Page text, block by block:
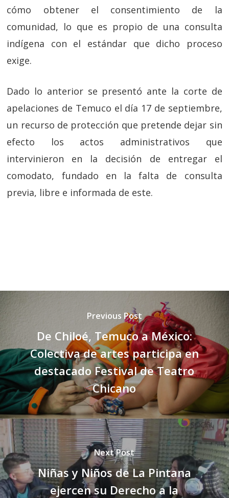
cómo obtener el consentimiento de la
comunidad, lo que es propio de una consulta
indígena con el estándar que dicho proceso
exige.
Dado lo anterior se presentó ante la corte de
apelaciones de Temuco el día 17 de septiembre,
un recurso de protección que pretende dejar sin
efecto los actos administrativos que
intervinieron en la decisión de entregar el
comodato, fundado en la falta de consulta
previa, libre e informada de este.
Previous Post
De Chiloé, Temuco a México:
Colectiva de artes participa en
destacado Festival de Teatro
Chicano
Next Post
Niñas y Niños de La Pintana
ejercen su Derecho a la